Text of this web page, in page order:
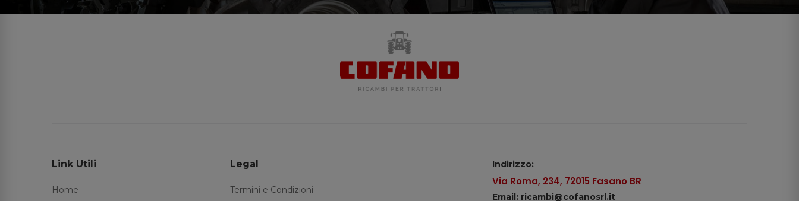
Link Utili
Home
Legal
Termini e Condizioni
Indirizzo:
Via Roma, 234, 72015 Fasano BR
Email: ricambi@cofanosrl.it